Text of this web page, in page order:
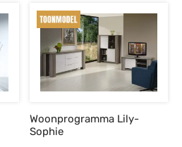
Woonprogramma Lily-
Sophie